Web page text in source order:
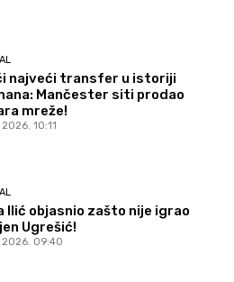
najveći transfer u istoriji
Mančester siti prodao
mreže!
10:11
Ilić objasnio zašto nije igrao
Ugrešić!
2026. 09:40